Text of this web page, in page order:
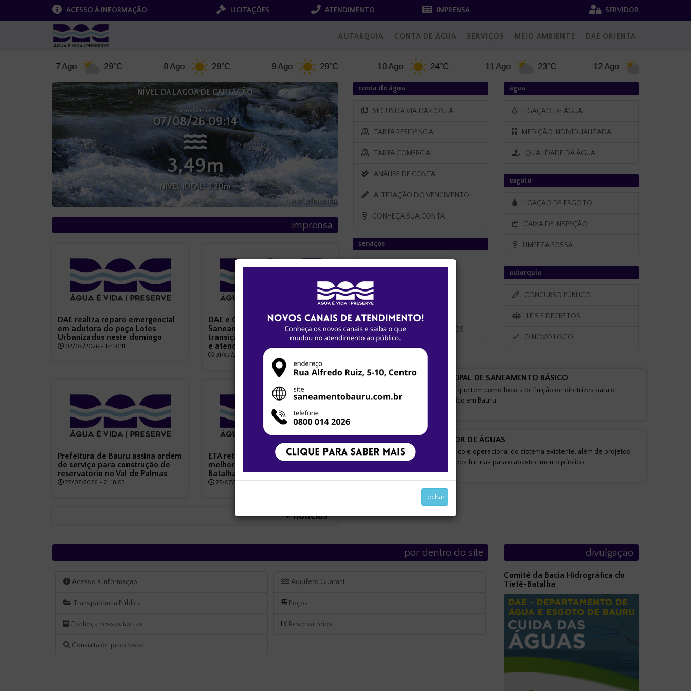
ACESSO À INFORMAÇÃO LICITAÇÕES ATENDIMENTO IMPRENSA SERVIDOR
AUTARQUIA CONTA DE ÁGUA SERVIÇOS MEIO AMBIENTE DAE ORIENTA
fechar
7 Ago 29°C 8 Ago 29°C 9 Ago 29°C 10 Ago 24°C 11 Ago 23°C 12 Ago 26°C
NÍVEL DA LAGOA DE CAPTAÇÃO
horário da leitura
07/08/26 09:14
3,49m
NÍVEL IDEAL: 3,20m
fonte: telemetria
conta de água
SEGUNDA VIA DA CONTA
TARIFA RESIDENCIAL
TARIFA COMERCIAL
ANÁLISE DE CONTA
ALTERAÇÃO DO VENCIMENTO
CONHEÇA SUA CONTA
serviços
PARCELAMENTO
TRANSFERÊNCIA DE DÉBITOS
água
LIGAÇÃO DE ÁGUA
MEDIÇÃO INDIVIDUALIZADA
QUALIDADE DA ÁGUA
esgoto
LIGAÇÃO DE ESGOTO
CAIXA DE INSPEÇÃO
LIMPEZA FOSSA
autarquia
CONCURSO PÚBLICO
LEIS E DECRETOS
O NOVO LOGO
imprensa
DAE realiza reparo emergencial
em adutora do poço Lotes
Urbanizados neste domingo
02/08/2026 - 12:50:11
DAE e Companhia de
Saneamento de Bauru iniciam
transição dos serviços de leitura
e atendimento comercial
31/07/2026 - 11:20:57
Prefeitura de Bauru assina ordem
de serviço para construção de
reservatório no Val de Palmas
27/07/2026 - 21:18:03
​ETA retoma operação plena após
melhora na turbidez do Rio
Batalha
27/07/2026 - 09:39:24
+ notícias
PLANO MUNICIPAL DE SANEAMENTO BÁSICO
Conheça o Plano que tem como foco a definição de diretrizes para o
saneamento básico em Bauru.
PLANO DIRETOR DE ÁGUAS
Diagnóstico técnico e operacional do sistema existente, além de projetos,
estudos e diretrizes futuras para o abastecimento público.
por dentro do site
Acesso à Informação
Transparência Pública
Conheça nossas tarifas
Consulta de processos
Aquífero Guarani
Poços
Reservatórios
divulgação
Comitê da Bacia Hidrográfica do
Tietê-Batalha